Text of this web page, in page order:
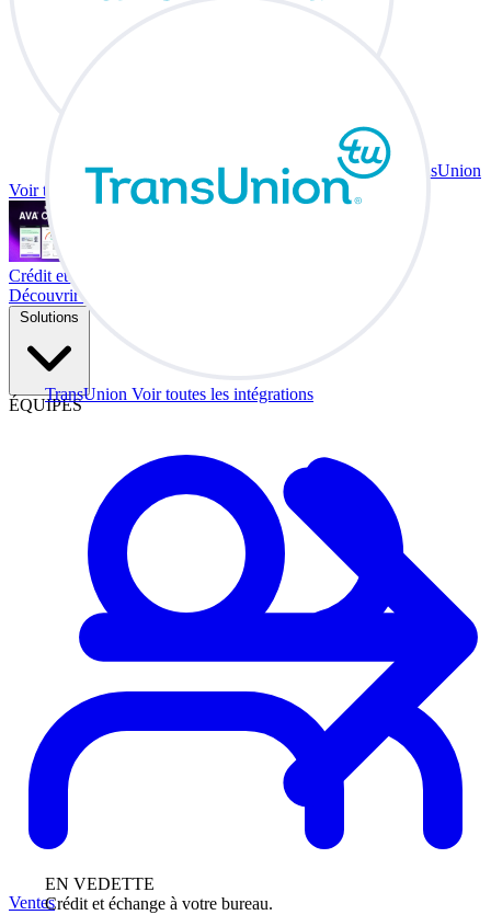
TransUnion Voir toutes les intégrations
EN VEDETTE
Crédit et échange à votre bureau.
TransUnion
Voir toutes les intégrations
Crédit et échange à votre bureau.
Découvrir Co-Driver
Solutions
ÉQUIPES
Ventes